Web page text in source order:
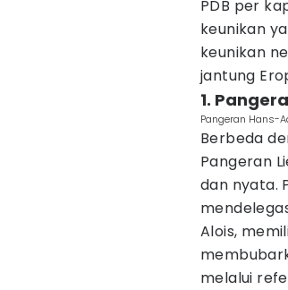
PDB per
keunikan
keunikan
jantung
1.
Pangeran Hans-
Berbeda
Pangeran
dan nyata.
Alois,
melalui